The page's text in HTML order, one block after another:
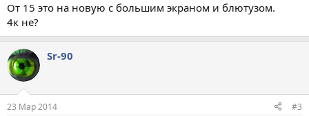
От 15 это на новую с большим экраном и блютузом.
4к не?
Sr-90
23 Мар 2014 #3